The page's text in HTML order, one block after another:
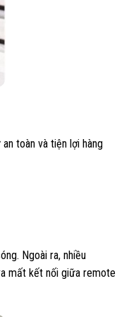
toàn và tiện lợi hàng
Ngoài ra, nhiều
mất kết nối giữa remote